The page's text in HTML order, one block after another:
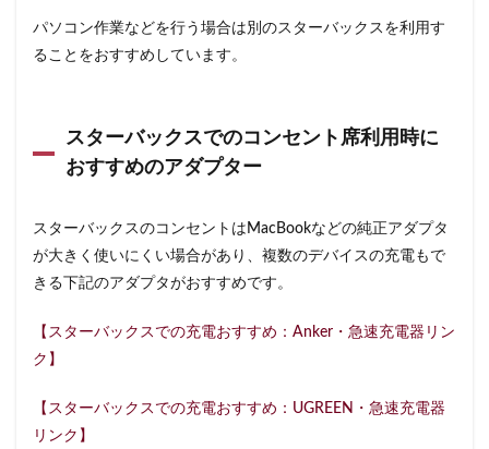
パソコン作業などを行う場合は別のスターバックスを利用す
ることをおすすめしています。
スターバックスでのコンセント席利用時に
おすすめのアダプター
スターバックスのコンセントはMacBookなどの純正アダプタ
が大きく使いにくい場合があり、複数のデバイスの充電もで
きる下記のアダプタがおすすめです。
【スターバックスでの充電おすすめ：Anker・急速充電器リン
ク】
【スターバックスでの充電おすすめ：UGREEN・急速充電器
リンク】